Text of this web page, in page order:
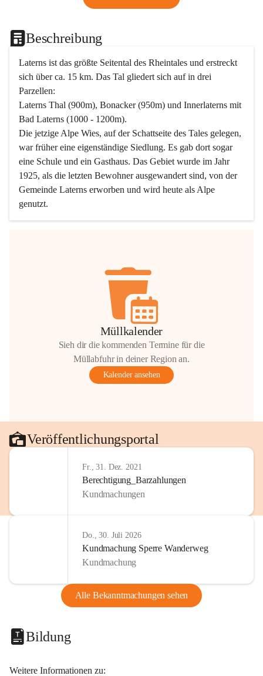
Beschreibung
Laterns ist das größte Seitental des Rheintales und erstreckt
sich über ca. 15 km. Das Tal gliedert sich auf in drei
Parzellen:
Laterns Thal (900m), Bonacker (950m) und Innerlaterns mit
Bad Laterns (1000 - 1200m).
Die jetzige Alpe Wies, auf der Schattseite des Tales gelegen,
war früher eine eigenständige Siedlung. Es gab dort sogar
eine Schule und ein Gasthaus. Das Gebiet wurde im Jahr
1925, als die letzten Bewohner ausgewandert sind, von der
Gemeinde Laterns erworben und wird heute als Alpe
genutzt.
Müllkalender
Sieh dir die kommenden Termine für die
Müllabfuhr in deiner Region an.
Kalender ansehen
Veröffentlichungsportal
Fr., 31. Dez. 2021
Berechtigung_Barzahlungen
Kundmachungen
Do., 30. Juli 2026
Kundmachung Sperre Wanderweg
Kundmachung
Alle Bekanntmachungen sehen
Bildung
Weitere Informationen zu: